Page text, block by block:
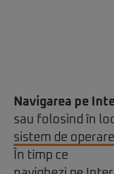
Navigarea pe
sau folosind în
sistem de
În timp ce